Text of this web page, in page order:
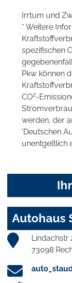
Irrtum und
* Weitere
spezifischen
Pkw können
CO2-
werden, der
'Deutschen
unentgeltlich
Autohaus
Lindachstr
73098